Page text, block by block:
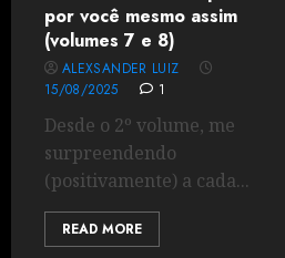
por você mesmo assim
(volumes 7 e 8)
ALEXSANDER LUIZ
15/08/2025
1
Desde o 2º volume, me
surpreendendo
(positivamente) a cada...
READ MORE